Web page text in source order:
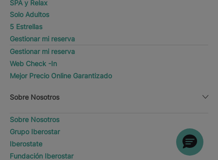
SPA y Relax
Solo Adultos
5 Estrellas
Gestionar mi reserva
Gestionar mi reserva
Web Check -In
Mejor Precio Online Garantizado
Sobre Nosotros
Sobre Nosotros
Grupo Iberostar
Iberostate
Fundación Iberostar